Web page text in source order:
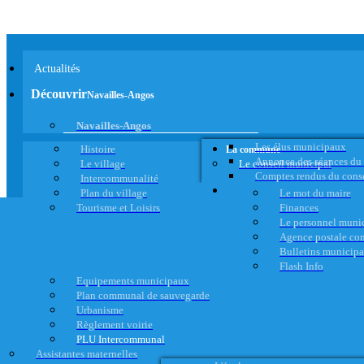
Actualités
DécouvrirNavailles-Angos
Navailles-Angos
Histoire
Le village
Intercommunalité
Plan du village
Tourisme et Loisirs
La commune
Le conseil municipal
Les élus municipaux
Annonce des séances
Comptes rendus du
Le mot du maire
Finances
Le personnel
Agence postale
Bulletins
Flash Info
Equipements municipaux
Plan communal de sauvegarde
Urbanisme
Règlement voirie
PLU Intercommunal
Assistantes maternelles